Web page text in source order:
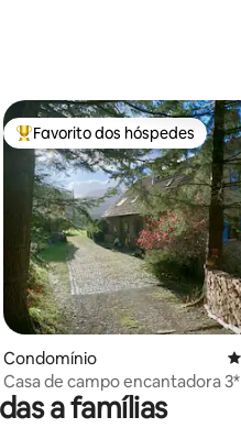
de 4,96 em 5 estrelas,
de 4,97 em 5 estrelas,
Favoritos dos hóspedes mais
Favorito dos hóspedes
Condomínio
Casa de campo encantadora
fazenda restaurada do século
a famílias